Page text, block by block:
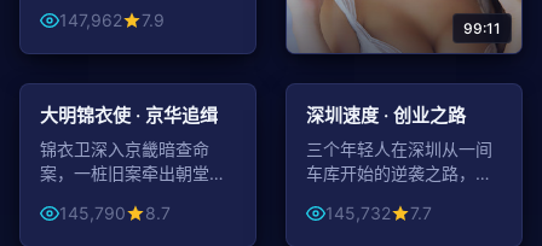
片。147,962 7.9 99:11
老宅惊魂 · 第十三号房
老宅深处第十三号房终年
紧闭，新主人入住后噩梦
不断，逐步揭开半个世纪
146,625 8.5
古装
99:59
大明锦衣使 · 京华追缉
锦衣卫深入京畿暗查命
案，一桩旧案牵出朝堂惊
禁城。
145,790 8.7
都市
46:48
深圳速度 · 创业之路
三个年轻人在深圳从一间
车库开始的逆袭之路，献
145,732 7.7